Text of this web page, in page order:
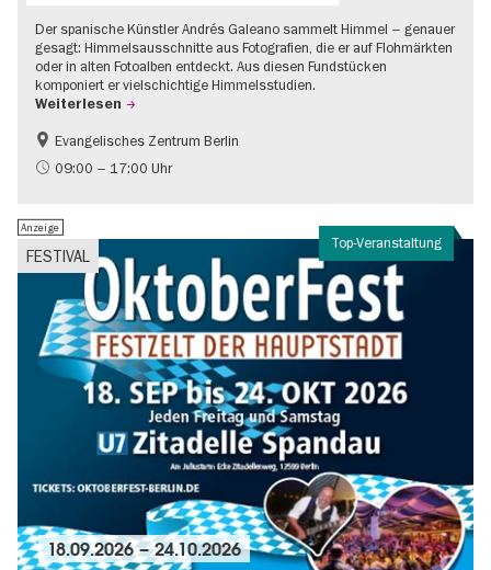
Der spanische Künstler Andrés Galeano sammelt Himmel – genauer
gesagt: Himmelsausschnitte aus Fotografien, die er auf Flohmärkten
oder in alten Fotoalben entdeckt. Aus diesen Fundstücken
komponiert er vielschichtige Himmelsstudien.
Weiterlesen
Gratis
Evangelisches Zentrum Berlin
09:00 – 17:00 Uhr
Top-Veranstaltung
FESTIVAL
Anzeige
18.09.2026–24.10.2026